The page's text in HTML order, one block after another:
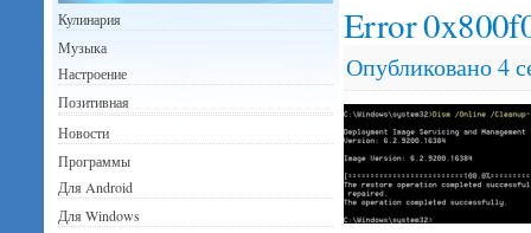
Error
Опубликовано4
Кулинария
Музыка
Настроение
Позитивная
Новости
Программы
Для Android
Для Windows